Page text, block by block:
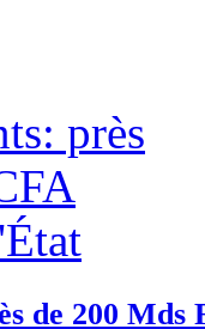
de 200 Mds